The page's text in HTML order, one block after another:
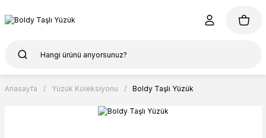
Anasayfa Yüzük Koleksiyonu Boldy Taşlı Yüzük